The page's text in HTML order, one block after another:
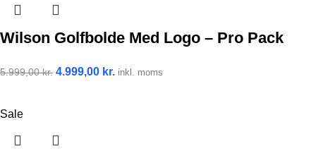
Wilson Golfbolde Med Logo – Pro Pack
5.999,00kr. 4.999,00 kr. inkl. moms
Sale